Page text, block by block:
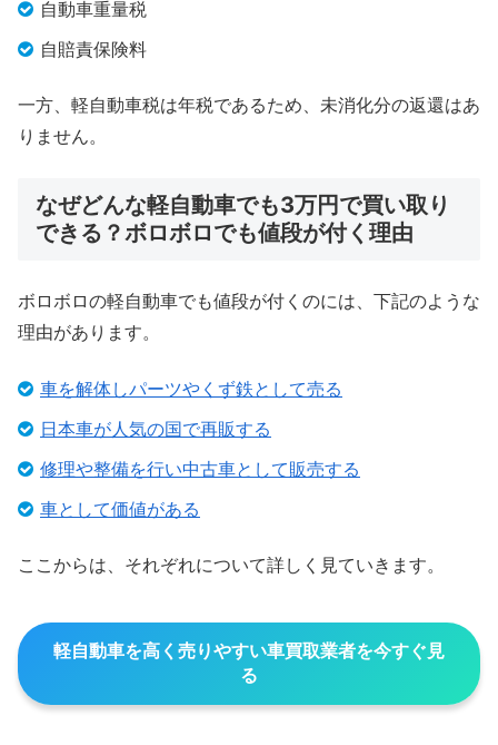
自動車重量税
自賠責保険料
一方、軽自動車税は年税であるため、未消化分の返還はあ
りません。
なぜどんな軽自動車でも3万円で買い取り
できる？ボロボロでも値段が付く理由
ボロボロの軽自動車でも値段が付くのには、下記のような
理由があります。
車を解体しパーツやくず鉄として売る
日本車が人気の国で再販する
修理や整備を行い中古車として販売する
車として価値がある
ここからは、それぞれについて詳しく見ていきます。
軽自動車を高く売りやすい車買取業者を今すぐ見
る